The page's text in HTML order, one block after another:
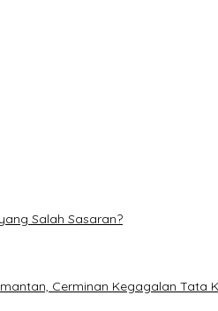
Salah Sasaran?
Cerminan Kegagalan Tata